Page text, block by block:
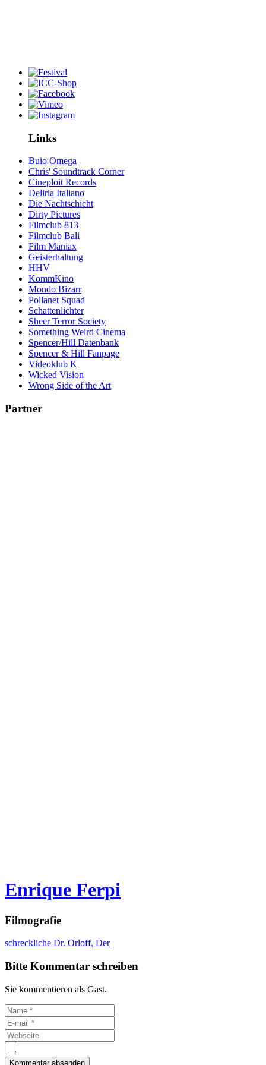
Links
Buio Omega
Chris' Soundtrack Corner
Cineploit Records
Deliria Italiano
Die Nachtschicht
Dirty Pictures
Filmclub 813
Filmclub Bali
Film Maniax
Geisterhaltung
HHV
KommKino
Mondo Bizarr
Pollanet Squad
Schattenlichter
Sheer Terror Society
Something Weird Cinema
Spencer/Hill Datenbank
Spencer & Hill Fanpage
Videoklub K
Wicked Vision
Wrong Side of the Art
Partner
Enrique Ferpi
Filmografie
schreckliche Dr. Orloff, Der
Bitte Kommentar schreiben
Sie kommentieren als Gast.